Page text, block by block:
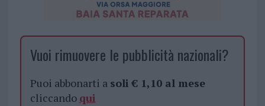
Vuoi rimuovere le pubblicità nazionali?
Puoi abbonarti a soli € 1,10 al mese
cliccando qui